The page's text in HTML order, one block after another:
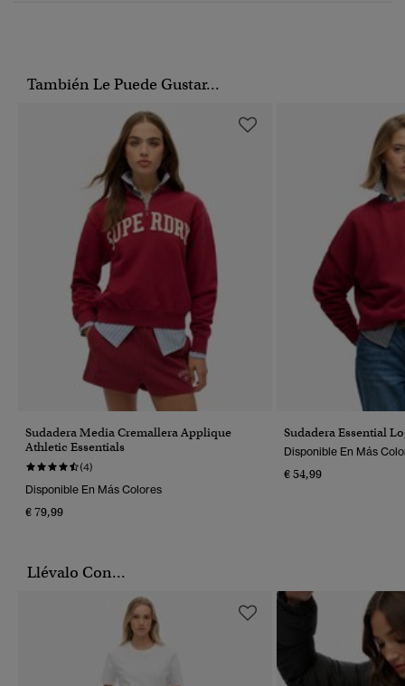
También Le Puede Gustar...
Sudadera Media Cremallera Applique
Athletic Essentials
(4)
Disponible En Más Colores
€ 79,99
Sudadera Essential
Disponible En Más
€ 54,99
Llévalo Con...